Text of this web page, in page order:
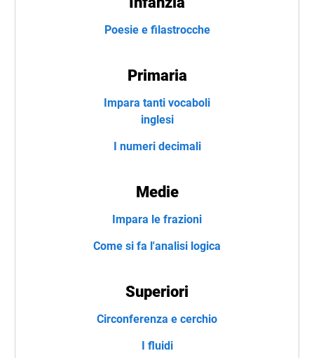
Poesie e filastrocche
Primaria
Impara tanti vocaboli
inglesi
I numeri decimali
Medie
Impara le frazioni
Come si fa l'analisi logica
Superiori
Circonferenza e cerchio
I fluidi